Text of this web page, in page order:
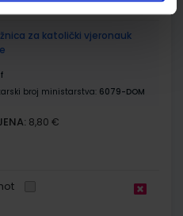
za katolički vjeronauk
broj ministarstva: 6079-DOM
8,80 €